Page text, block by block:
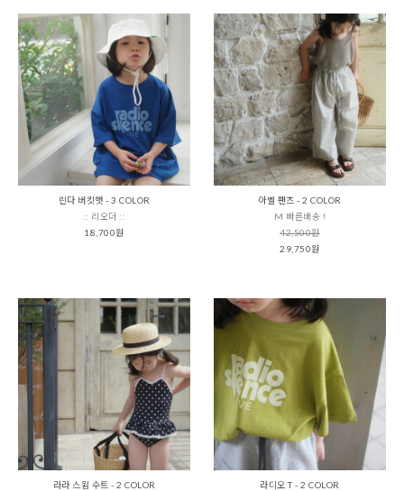
린다 버킷햇 - 3 COLOR
:: 리오더 ::
18,700원
아벨 팬츠 - 2 COLOR
M 빠른배송 !
42,500원
29,750원
라라 스윔 수트 - 2 COLOR
라디오 T - 2 COLOR